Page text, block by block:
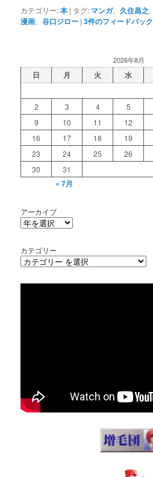
カテゴリー:本 | タグ: マンガ、久住昌之
漫画 、谷口ジロー |3件のフィードバック
2026年8月
日 月 火 水
2
3 4 5
9
10 11 12
16
17 18 19
23
24 25 26
30
31
« 7月
アーカイブ
カテゴリー